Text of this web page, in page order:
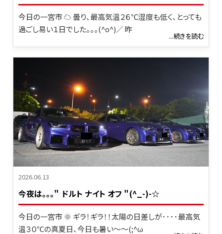
今日の一宮市 ☁ 曇り、最高気温２６℃湿度も低く、とっても
過ごし易い１日でした。。。(^o^)／ 昨
...続きを読む
2026.06.13
今夜は。。。＂ ドルト ナイト オフ ＂(^_-)-☆
今日の一宮市 🌞 ギラ！ギラ！！太陽の日差しが････最高気
温３０℃の真夏日、今日も暑い～～(;^ω